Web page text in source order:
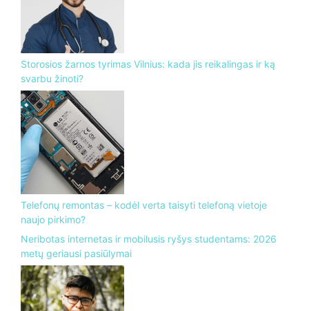
Storosios žarnos tyrimas Vilnius: kada jis reikalingas ir ką
svarbu žinoti?
Telefonų remontas – kodėl verta taisyti telefoną vietoje
naujo pirkimo?
Neribotas internetas ir mobilusis ryšys studentams: 2026
metų geriausi pasiūlymai